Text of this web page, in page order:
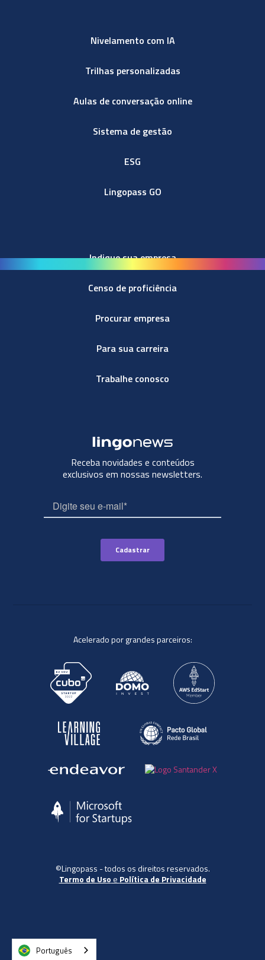
Nivelamento com IA
Trilhas personalizadas
Aulas de conversação online
Sistema de gestão
ESG
Lingopass GO
Indique sua empresa
Censo de proficiência
Procurar empresa
Para sua carreira
Trabalhe conosco
Receba novidades e conteúdos
exclusivos em nossas newsletters.
Acelerado por grandes parceiros:
©Lingopass - todos os direitos reservados.
Termo de Uso e Política de Privacidade
Português